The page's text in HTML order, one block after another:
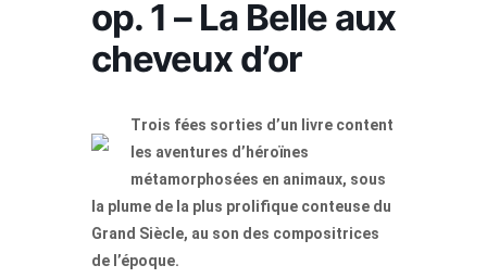
op. 1 – La Belle aux
cheveux d’or
Trois fées sorties d’un livre content
les aventures d’héroïnes
métamorphosées en animaux, sous
la plume de la plus prolifique conteuse du
Grand Siècle, au son des compositrices
de l’époque.